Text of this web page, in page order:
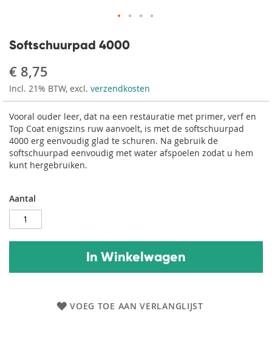
naar
begin
van
de
afbeeldingen-
gallerij
Softschuurpad 4000
€ 8,75
Incl. 21% BTW, excl. verzendkosten
Vooral ouder leer, dat na een restauratie met primer, verf en
Top Coat enigszins ruw aanvoelt, is met de softschuurpad
4000 erg eenvoudig glad te schuren. Na gebruik de
softschuurpad eenvoudig met water afspoelen zodat u hem
kunt hergebruiken.
Aantal
In Winkelwagen
VOEG TOE AAN VERLANGLIJST